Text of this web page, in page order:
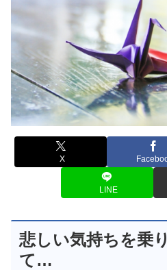
X
LINE
悲しい気持ちを乗
て…